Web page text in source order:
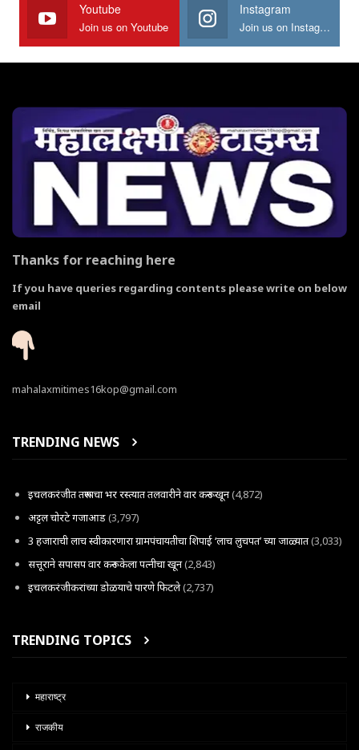
Youtube
Join us on Youtube
Instagram
Join us on Instagram
Thanks for reaching here
If you have queries regarding contents please write on below
email
mahalaxmitimes16kop@gmail.com
TRENDING NEWS
इचलकरंजीत तरूणाचा भर रस्त्यात तलवारीने वार करून खून(4,872)
अट्टल चोरटे गजाआड(3,797)
3 हजाराची लाच स्वीकारणारा ग्रामपंचायतीचा शिपाई ‘लाच लुचपत’ च्या जाळ्यात(3,033)
सत्तूराने सपासप वार करून केला पत्नीचा खून(2,843)
इचलकरंजीकरांच्या डोळयाचे पारणे फिटले(2,737)
TRENDING TOPICS
महाराष्ट्र
राजकीय